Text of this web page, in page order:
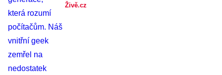
Živě.cz